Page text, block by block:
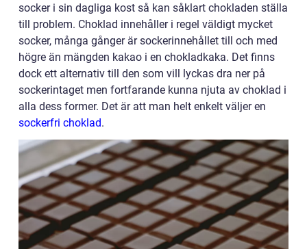
socker i sin dagliga kost så kan såklart chokladen ställa
till problem. Choklad innehåller i regel väldigt mycket
socker, många gånger är sockerinnehållet till och med
högre än mängden kakao i en chokladkaka. Det finns
dock ett alternativ till den som vill lyckas dra ner på
sockerintaget men fortfarande kunna njuta av choklad i
alla dess former. Det är att man helt enkelt väljer en
sockerfri choklad.